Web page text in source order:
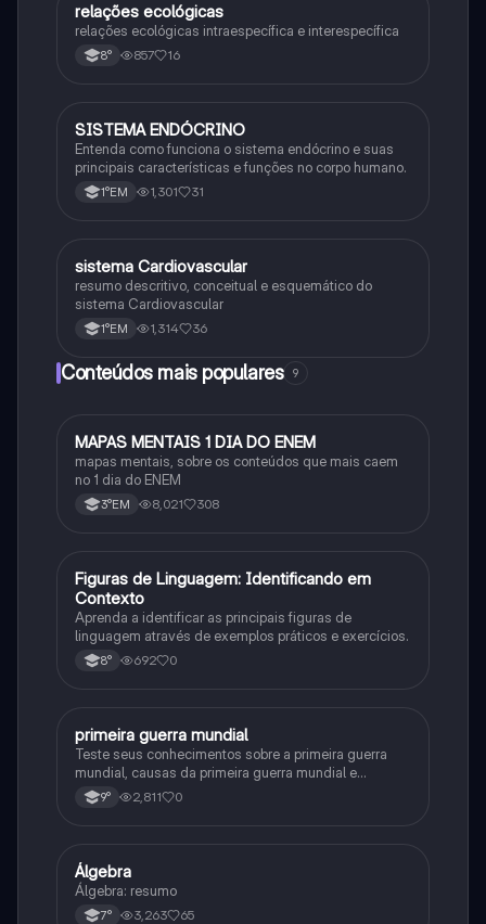
Biologia
relações ecológicas
relações ecológicas intraespecífica e interespecífica
8° 857 16
Biologia
SISTEMA ENDÓCRINO
Entenda como funciona o sistema endócrino e suas
principais características e funções no corpo humano.
1°EM 1,301 31
Biologia
sistema Cardiovascular
resumo descritivo, conceitual e esquemático do
sistema Cardiovascular
1°EM 1,314 36
Conteúdos mais populares 9
Português
MAPAS MENTAIS 1 DIA DO ENEM
mapas mentais, sobre os conteúdos que mais caem
no 1 dia do ENEM
3°EM 8,021 308
FPortuguês
Figuras de Linguagem: Identificando em
Contexto
Aprenda a identificar as principais figuras de
linguagem através de exemplos práticos e exercícios.
8° 692 0
História
primeira guerra mundial
Teste seus conhecimentos sobre a primeira guerra
mundial, causas da primeira guerra mundial e
consequências da Primeira Guerra Mundial, fases da
primeira guerra mundial
9° 2,811 0
Matematica
Álgebra
Álgebra: resumo
7° 3,263 65